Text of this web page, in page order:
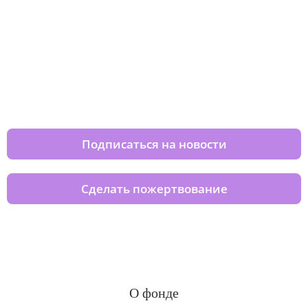
Подписаться на новости
Сделать пожертвование
О фонде